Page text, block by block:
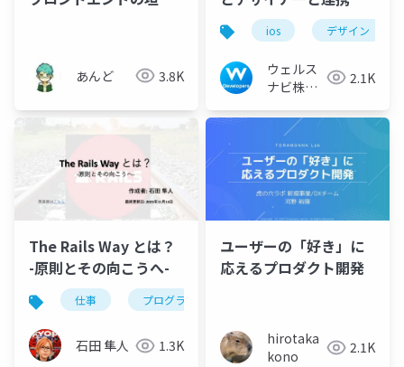
あんど 3.8K
た取り組み
ios デザイン
ウェルス
ナビ株式
広報チー
ム
2.1K
The Rails Way とは？
-原則とその向こうへ-
仕事 プログラミング言語
石田 隼人 1.3K
ユーザーの「好き」に
応えるプロダクト開発
hirotaka
kono
2.1K